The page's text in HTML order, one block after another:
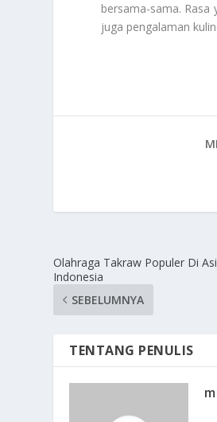
bersama-sama. Rasa
juga pengalaman
Olahraga Takraw Populer Di
Indonesia
SEBELUMNYA
TENTANG PENULIS